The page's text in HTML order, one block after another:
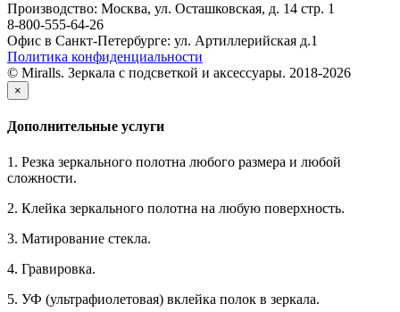
Производство: Москва, ул. Осташковская, д. 14 стр. 1
8-800-555-64-26
Офис в Санкт-Петербурге: ул. Артиллерийская д.1
Политика конфиденциальности
© Miralls. Зеркала с подсветкой и аксессуары. 2018-2026
×
Дополнительные услуги
1. Резка зеркального полотна любого размера и любой
сложности.
2. Клейка зеркального полотна на любую поверхность.
3. Матирование стекла.
4. Гравировка.
5. УФ (ультрафиолетовая) вклейка полок в зеркала.